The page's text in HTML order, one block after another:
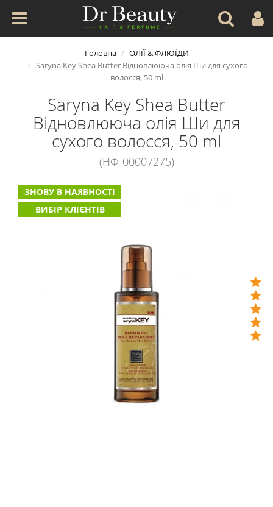
Головна
ОЛІЇ & ФЛЮЇДИ
Saryna Key Shea Butter Відновлююча олія Ши для сухого
волосся, 50 ml
Saryna Key Shea Butter
Відновлююча олія Ши для
сухого волосся, 50 ml
(НФ-00007275)
ЗНОВУ В НАЯВНОСТІ
ВИБІР КЛІЄНТІВ